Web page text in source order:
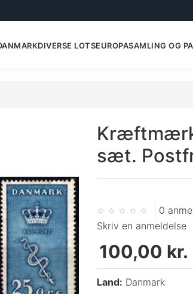
DIVERSE LOTSEUROPASAMLING OG
sæt.
0
Skriv en anmeldelse
100,00 kr.
Land: Danmark